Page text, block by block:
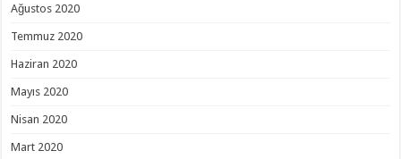
Ağustos 2020
Temmuz 2020
Haziran 2020
Mayıs 2020
Nisan 2020
Mart 2020